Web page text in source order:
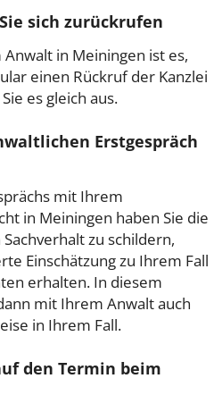
sich zurückrufen
in Meiningen ist es,
einen Rückruf der Kanzlei
es gleich aus.
Erstgespräch
mit Ihrem
in Meiningen haben Sie die
zu schildern,
Einschätzung zu Ihrem Fall
erhalten. In diesem
mit Ihrem Anwalt auch
in Ihrem Fall.
den Termin beim